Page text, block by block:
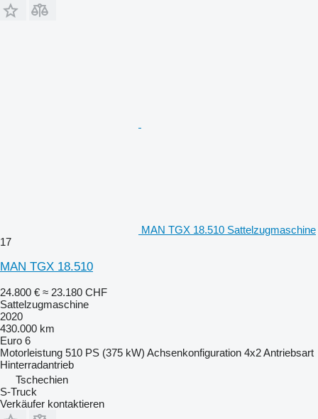
MAN TGX 18.510 Sattelzugmaschine
17
MAN TGX 18.510
24.800 € ≈ 23.180 CHF
Sattelzugmaschine
2020
430.000 km
Euro 6
Motorleistung 510 PS (375 kW) Achsenkonfiguration 4x2Antriebsart
Hinterradantrieb
Tschechien
S-Truck
Verkäufer kontaktieren